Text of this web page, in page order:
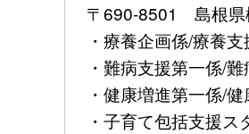
〒690-8501 島根県
・療養企画係/療養
・難病支援第一係/
・健康増進第一係/
・子育て包括支援